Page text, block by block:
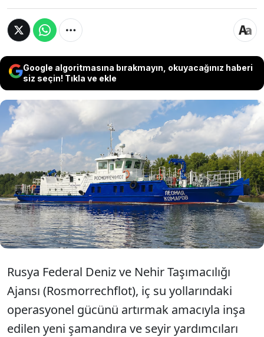
Google algoritmasına bırakmayın, okuyacağınız haberi
siz seçin! Tıkla ve ekle
Rusya'nın iç su yollarındaki operasyonel
gücünü artırmak amacıyla tasarlanan
400 ton ağırlığındaki şamandıra gemisi
denize indirildi.
Rusya Federal Deniz ve Nehir Taşımacılığı
Ajansı (Rosmorrechflot), iç su yollarındaki
operasyonel gücünü artırmak amacıyla inşa
edilen yeni şamandıra ve seyir yardımcıları